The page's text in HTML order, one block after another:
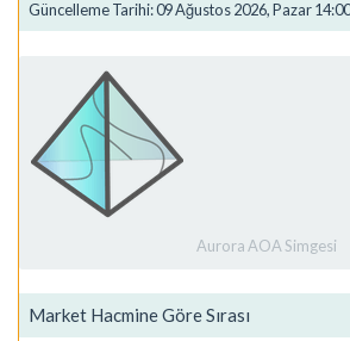
Güncelleme Tarihi: 09 Ağustos 2026, Pazar
Aurora AOA Simgesi
Market Hacmine Göre Sırası